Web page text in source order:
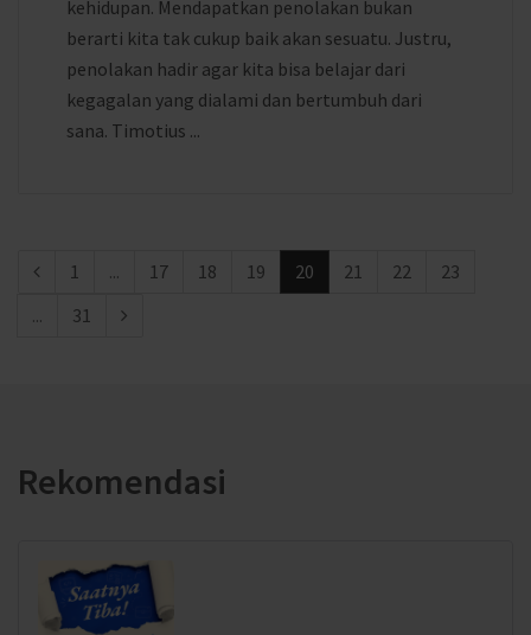
kehidupan. Mendapatkan penolakan bukan
berarti kita tak cukup baik akan sesuatu. Justru,
penolakan hadir agar kita bisa belajar dari
kegagalan yang dialami dan bertumbuh dari
sana. Timotius ...
1 ... 17 18 19 20 21 22
23
...
31
Rekomendasi